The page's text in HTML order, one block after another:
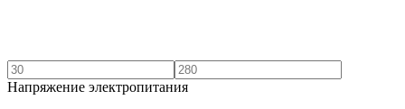
Напряжение электропитания